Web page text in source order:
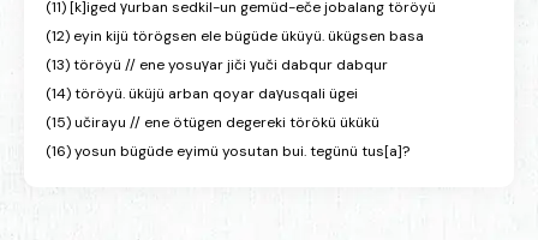
(11) [k]iged γurban sedkil-un gemüd-eče jobalang töröyü
(12) eyin kijü törögsen ele bügüde üküyü. ükügsen basa
(13) töröyü // ene yosuγar jiči γuči dabqur dabqur
(14) töröyü. üküjü arban qoyar daγusqali ügei
(15) učirayu // ene ötügen degereki törökü ükükü
(16) yosun bügüde eyimü yosutan bui. tegünü tus[a]?